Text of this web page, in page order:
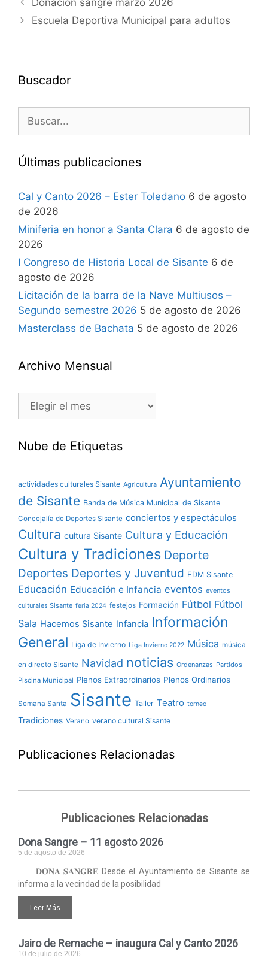
Donación sangre marzo 2026
Escuela Deportiva Municipal para adultos
Buscador
Últimas publicaciones
Cal y Canto 2026 – Ester Toledano 6 de agosto
de 2026
Miniferia en honor a Santa Clara 6 de agosto de
2026
I Congreso de Historia Local de Sisante 6 de
agosto de 2026
Licitación de la barra de la Nave Multiusos –
Segundo semestre 2026 5 de agosto de 2026
Masterclass de Bachata 5 de agosto de 2026
Archivo Mensual
Nube de Etiquetas
actividades culturales Sisante Agricultura Ayuntamiento
de Sisante Banda de Música Municipal de Sisante
Concejalía de Deportes Sisante conciertos y espectáculos
Cultura cultura Sisante Cultura y Educación
Cultura y Tradiciones Deporte
Deportes Deportes y Juventud EDM Sisante
Educación Educación e Infancia eventos eventos
culturales Sisante feria 2024 festejos Formación Fútbol Fútbol
Sala Hacemos Sisante Infancia Información
General Liga de Invierno Liga Invierno 2022 Música música
en directo Sisante Navidad noticias Ordenanzas Partidos
Piscina Municipal Plenos Extraordinarios Plenos Ordinarios
Semana Santa Sisante Taller Teatro torneo
Tradiciones Verano verano cultural Sisante
Publicaciones Relacionadas
Publicaciones Relacionadas
Dona Sangre – 11 agosto 2026
5 de agosto de 2026
𝐃𝐎𝐍𝐀 𝐒𝐀𝐍𝐆𝐑𝐄 Desde el Ayuntamiento de Sisante se
informa a la vecindad de la posibilidad
Leer Más
Jairo de Remache – inaugura Cal y Canto 2026
10 de julio de 2026